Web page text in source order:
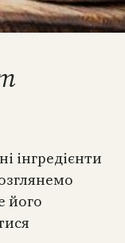
інгредієнти
його